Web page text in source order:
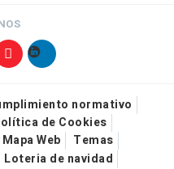
normativo
de Cookies
Mapa Web
Temas
Loteria de navidad